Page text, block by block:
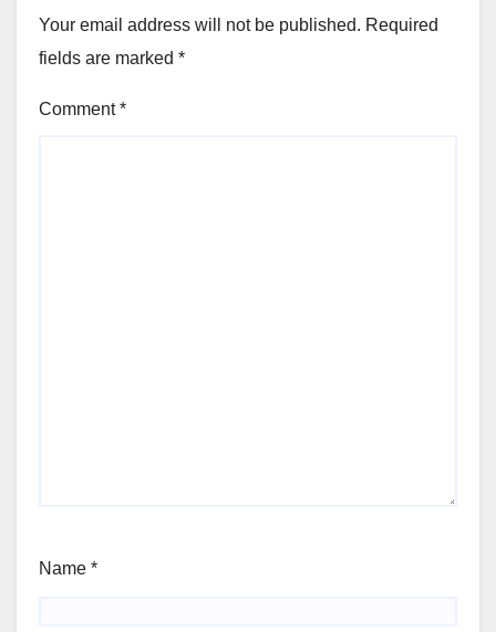
Your email address will not be published. Required
fields are marked *
Comment*
Name *